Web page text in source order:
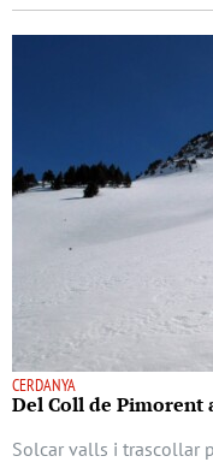
CERDANYA
Del Coll de Pimorent
Solcar valls i trascollar